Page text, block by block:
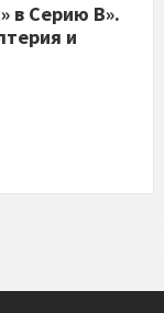
в Серию В».
и